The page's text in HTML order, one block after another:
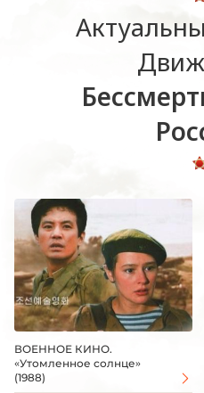
ВОЕННОЕ КИНО.
«Утомленное солнце»
(1988)